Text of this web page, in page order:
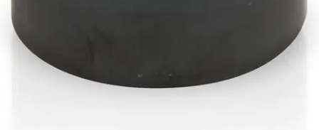
Takuu ja huolto
Toimitustavat
Maksutavat